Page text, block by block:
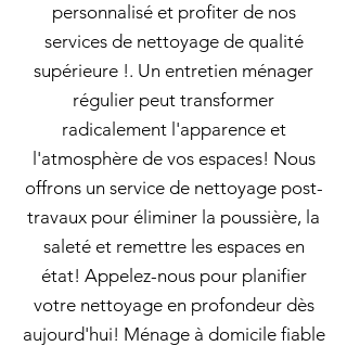
personnalisé et profiter de nos
services de nettoyage de qualité
supérieure !. Un entretien ménager
régulier peut transformer
radicalement l'apparence et
l'atmosphère de vos espaces! Nous
offrons un service de nettoyage post-
travaux pour éliminer la poussière, la
saleté et remettre les espaces en
état! Appelez-nous pour planifier
votre nettoyage en profondeur dès
aujourd'hui! Ménage à domicile fiable